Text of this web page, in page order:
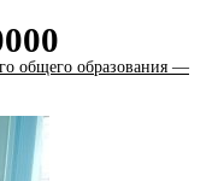
общего образования —